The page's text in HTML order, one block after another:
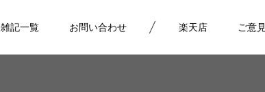
雑記一覧 お問い合わせ 楽天店 ご意